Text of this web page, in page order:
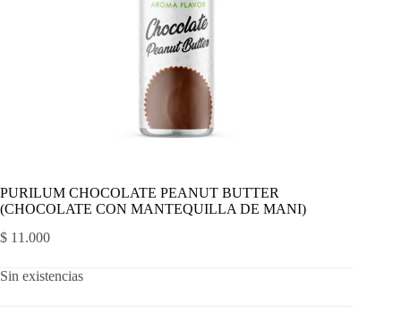
PURILUM CHOCOLATE PEANUT BUTTER
(CHOCOLATE CON MANTEQUILLA DE MANI)
$ 11.000
Sin existencias